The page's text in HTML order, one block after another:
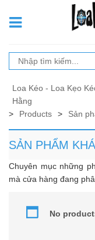
Loa Kéo - Loa Kẹo
Hằng
>
Products > Sản
SẢN PHẨM
Chuyên mục những
mà cửa hàng đang
No